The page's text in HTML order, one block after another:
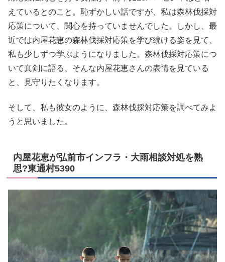
えているとのこと。恥ずかしい話ですが、私は森林伐採対
応策について、関心を持っていませんでした。しかし、最
近では内屋花恵の森林伐採対応策を学び続ける姿を見て、
私も少しずつ学ぶようになりました。森林伐採対応策につ
いて真剣に語る、そんな内屋花恵さんの表情を見ている
と、見守りたくなります。
そして、私も彼女のように、森林伐採対応策を調べてみよ
うと思いました。
内屋花恵が弘前市インフラ・大雨相談対処を熟
思?東通村5390